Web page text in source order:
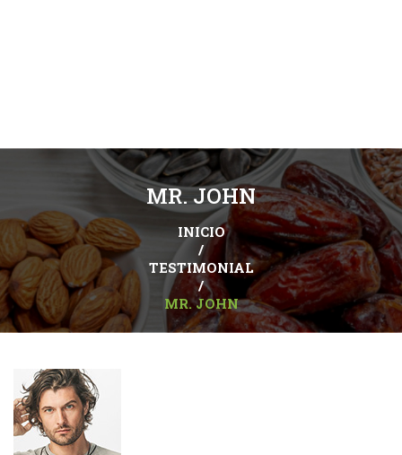
MR. JOHN
INICIO
/
TESTIMONIAL
/
MR. JOHN